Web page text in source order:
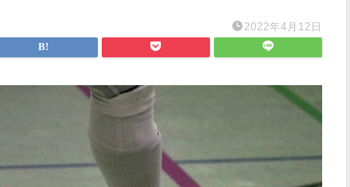
2022年4月12日